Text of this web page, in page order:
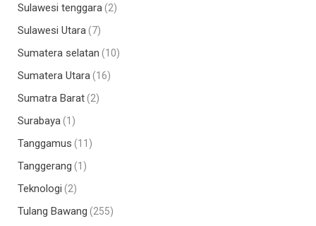
Sulawesi tenggara(2)
Sulawesi Utara(7)
Sumatera selatan (10)
Sumatera Utara(16)
Sumatra Barat(2)
Surabaya(1)
Tanggamus (11)
Tanggerang (1)
Teknologi (2)
Tulang Bawang (255)